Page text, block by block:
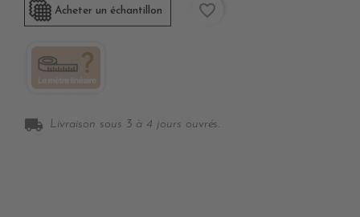
Acheter un échantillon favorite_border
local_shipping Livraison sous 3 à 4 jours ouvrés.